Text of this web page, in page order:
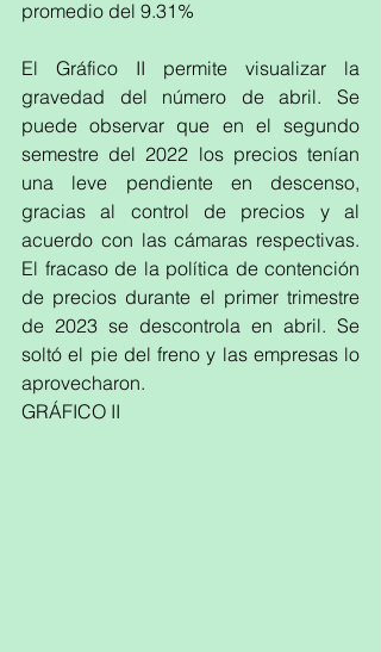
promedio del 9.31%
El Gráfico II permite visualizar la
gravedad del número de abril. Se
puede observar que en el segundo
semestre del 2022 los precios tenían
una leve pendiente en descenso,
gracias al control de precios y al
acuerdo con las cámaras respectivas.
El fracaso de la política de contención
de precios durante el primer trimestre
de 2023 se descontrola en abril. Se
soltó el pie del freno y las empresas lo
aprovecharon.
GRÁFICO II